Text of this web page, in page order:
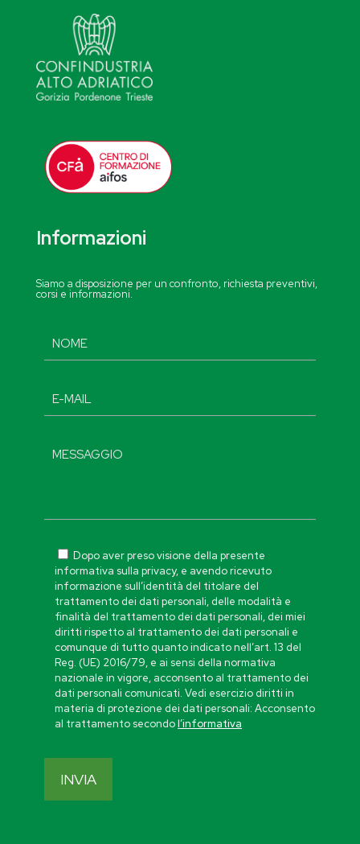
Informazioni
Siamo a disposizione per un confronto, richiesta preventivi,
corsi e informazioni.
Dopo aver preso visione della presente
informativa sulla privacy, e avendo ricevuto
informazione sull’identità del titolare del
trattamento dei dati personali, delle modalità e
finalità del trattamento dei dati personali, dei miei
diritti rispetto al trattamento dei dati personali e
comunque di tutto quanto indicato nell’art. 13 del
Reg. (UE) 2016/79, e ai sensi della normativa
nazionale in vigore, acconsento al trattamento dei
dati personali comunicati. Vedi esercizio diritti in
materia di protezione dei dati personali: Acconsento
al trattamento secondol’informativa